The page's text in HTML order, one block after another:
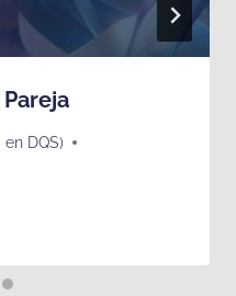
DQS)